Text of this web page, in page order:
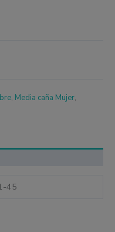
, Media caña Mujer,
45